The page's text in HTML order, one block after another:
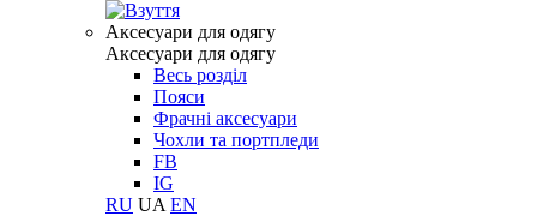
Aксесуари для одягу
Aксесуари для одягу
Весь розділ
Пояси
Фрачні аксесуари
Чохли та портпледи
FB
IG
RU UA EN